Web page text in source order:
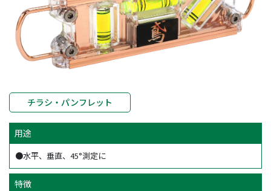
チラシ・パンフレット
用途
●水平、垂直、45°測定に
特徴